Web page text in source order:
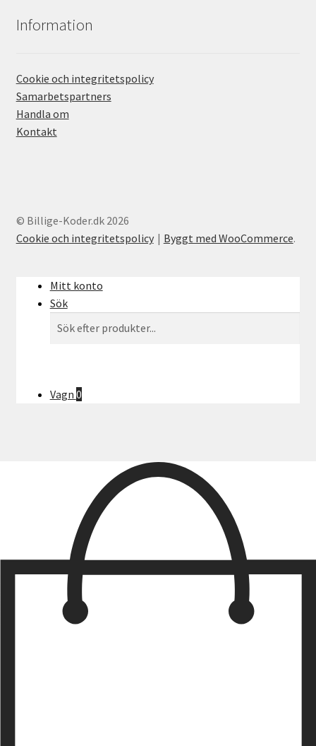
Information
Cookie och integritetspolicy
Samarbetspartners
Handla om
Kontakt
© Billige-Koder.dk 2026
Cookie och integritetspolicy
Byggt med WooCommerce.
Mitt konto
Sök
Vagn 0